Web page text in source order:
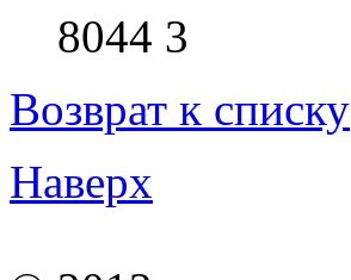
8044 3
Возврат к списку
Наверх